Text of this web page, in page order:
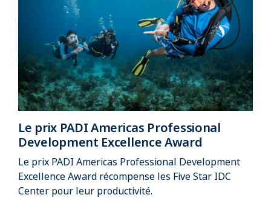
Le prix PADI Americas Professional
Development Excellence Award
Le prix PADI Americas Professional Development
Excellence Award récompense les Five Star IDC
Center pour leur productivité.